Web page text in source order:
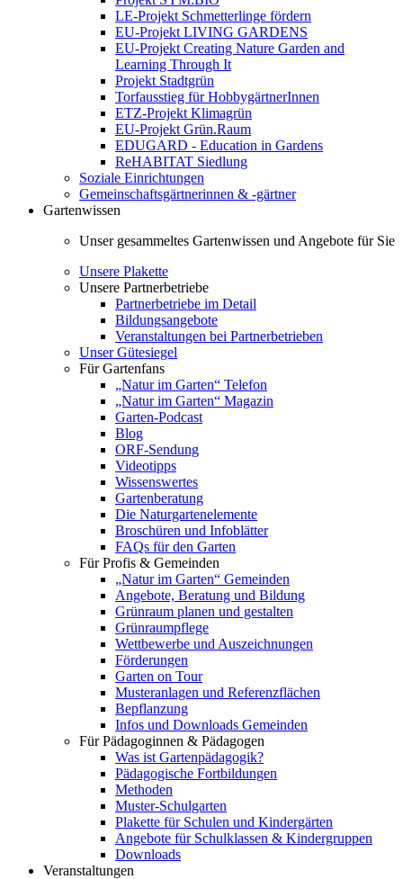
LE-Projekt Schmetterlinge fördern
EU-Projekt LIVING GARDENS
EU-Projekt Creating Nature Garden and
Learning Through It
Projekt Stadtgrün
Torfausstieg für HobbygärtnerInnen
ETZ-Projekt Klimagrün
EU-Projekt Grün.Raum
EDUGARD - Education in Gardens
ReHABITAT Siedlung
Soziale Einrichtungen
Gemeinschaftsgärtnerinnen & -gärtner
Gartenwissen
Unser gesammeltes Gartenwissen und Angebote für Sie
Unsere Plakette
Unsere Partnerbetriebe
Partnerbetriebe im Detail
Bildungsangebote
Veranstaltungen bei Partnerbetrieben
Unser Gütesiegel
Für Gartenfans
„Natur im Garten“ Telefon
„Natur im Garten“ Magazin
Garten-Podcast
Blog
ORF-Sendung
Videotipps
Wissenswertes
Gartenberatung
Die Naturgartenelemente
Broschüren und Infoblätter
FAQs für den Garten
Für Profis & Gemeinden
„Natur im Garten“ Gemeinden
Angebote, Beratung und Bildung
Grünraum planen und gestalten
Grünraumpflege
Wettbewerbe und Auszeichnungen
Förderungen
Garten on Tour
Musteranlagen und Referenzflächen
Bepflanzung
Infos und Downloads Gemeinden
Für Pädagoginnen & Pädagogen
Was ist Gartenpädagogik?
Pädagogische Fortbildungen
Methoden
Muster-Schulgarten
Plakette für Schulen und Kindergärten
Angebote für Schulklassen & Kindergruppen
Downloads
Veranstaltungen